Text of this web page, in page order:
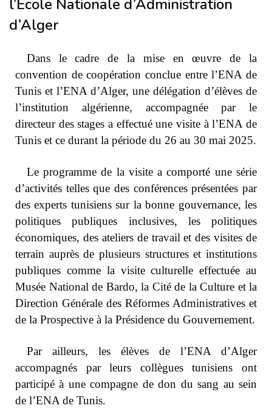
l’Ecole Nationale d’Administration
d’Alger
Dans le cadre de la mise en œuvre de la
convention de coopération conclue entre l’ENA de
Tunis et l’ENA d’Alger, une délégation d’élèves de
l’institution algérienne, accompagnée par le
directeur des stages a effectué une visite à l’ENA de
Tunis et ce durant la période du 26 au 30 mai 2025.
Le programme de la visite a comporté une série
d’activités telles que des conférences présentées par
des experts tunisiens sur la bonne gouvernance, les
politiques publiques inclusives, les politiques
économiques, des ateliers de travail et des visites de
terrain auprès de plusieurs structures et institutions
publiques comme la visite culturelle effectuée au
Musée National de Bardo, la Cité de la Culture et la
Direction Générale des Réformes Administratives et
de la Prospective à la Présidence du Gouvernement.
Par ailleurs, les élèves de l’ENA d’Alger
accompagnés par leurs collègues tunisiens ont
participé à une compagne de don du sang au sein
de l’ENA de Tunis.